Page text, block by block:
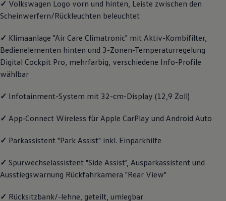
Motorenöl und Flüssigkeiten
Räder und Reifen
Economy Service
Volkswagen Teile
Zubehör
Modellspezifisches Zubehör
Individualisieren
Digitale Extras
Dienste für Ihr Modell finden
Handy und Fahrzeug verbinden
Über Ihr Auto
Vorgängermodelle
Kundeninformationen
Warn- und Kontrollleuchten
✓ Volkswagen Logo vorn und hinten, Leiste zwischen den
Scheinwerfern/Rückleuchten beleuchtet
✓ Klimaanlage "Air Care Climatronic" mit Aktiv-Kombifilter,
Bedienelementen hinten und 3-Zonen-Temperaturregelung
Digital Cockpit Pro, mehrfarbig, verschiedene Info-Profile
wählbar
✓ Infotainment-System mit 32-cm-Display (12,9 Zoll)
✓ App‑Connect Wireless für Apple CarPlay und Android Auto
✓ Parkassistent "Park Assist" inkl. Einparkhilfe
✓ Spurwechselassistent "Side Assist", Ausparkassistent und
Ausstiegswarnung Rückfahrkamera "Rear View"
✓ Rücksitzbank/-lehne, geteilt, umlegbar